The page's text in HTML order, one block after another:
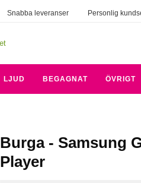
Snabba leveranser Personlig
LJUD BEGAGNAT ÖVRIGT
Burga - Samsung
Player